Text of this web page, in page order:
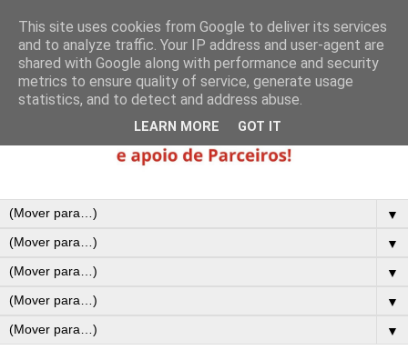
▼
▼
▼
▼
▼
This site uses cookies from Google to deliver its services
and to analyze traffic. Your IP address and user-agent are
shared with Google along with performance and security
metrics to ensure quality of service, generate usage
statistics, and to detect and address abuse.
LEARN MORE GOT IT